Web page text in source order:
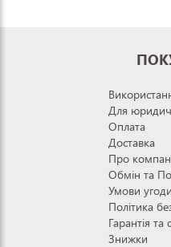
Для
Оплата
Доставка
Про
Обмін та
Умови угоди
Політика
Гарантія та
Знижки